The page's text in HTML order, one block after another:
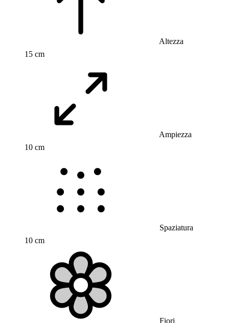
Altezza
15 cm
Ampiezza
10 cm
Spaziatura
10 cm
Fiori